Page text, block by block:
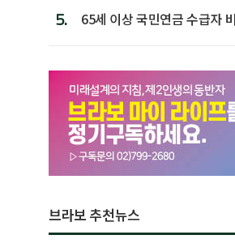
5. 65세 이상 국민연금 수급자
브라보 추천뉴스